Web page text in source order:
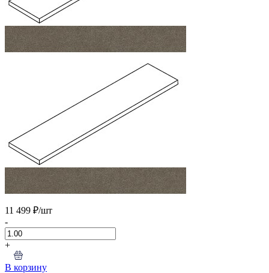
11 499 ₽/шт
-
+
В корзину